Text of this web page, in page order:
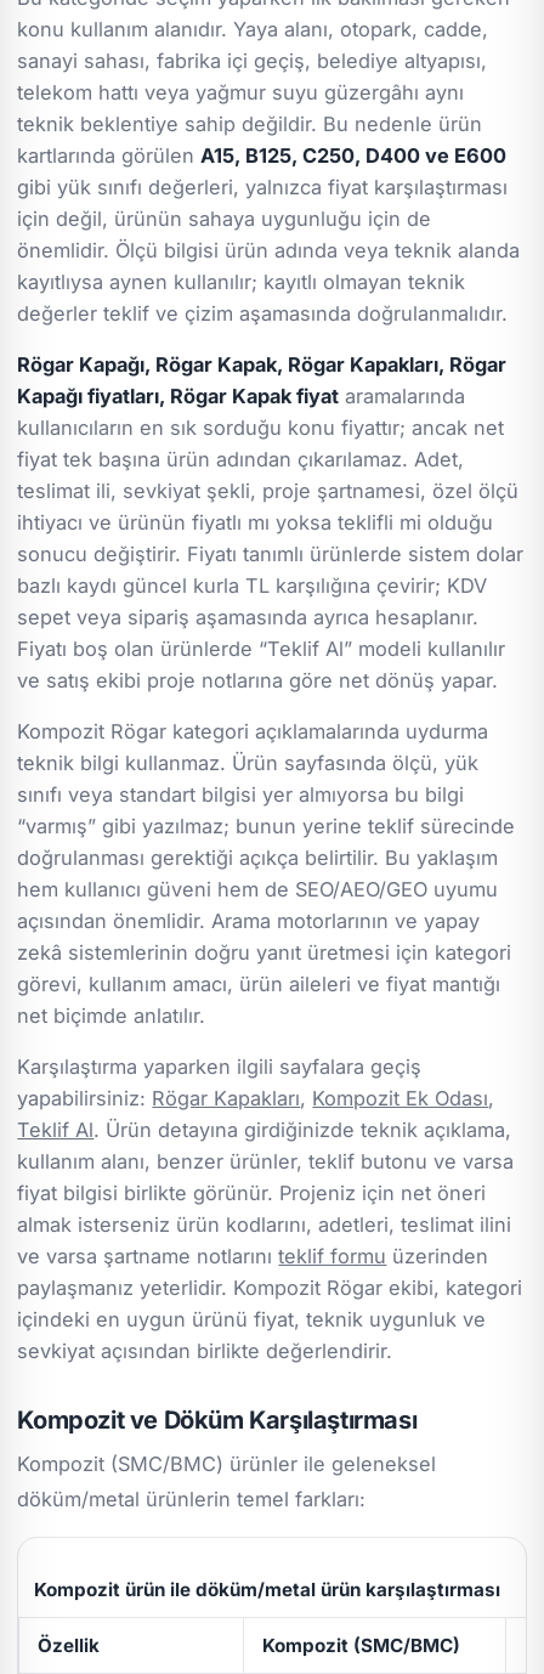
konu kullanım alanıdır. Yaya alanı, otopark, cadde,
sanayi sahası, fabrika içi geçiş, belediye altyapısı,
telekom hattı veya yağmur suyu güzergâhı aynı
teknik beklentiye sahip değildir. Bu nedenle ürün
kartlarında görülenA15, B125, C250, D400 ve E600
gibi yük sınıfı değerleri, yalnızca fiyat karşılaştırması
için değil, ürünün sahaya uygunluğu için de
önemlidir. Ölçü bilgisi ürün adında veya teknik alanda
kayıtlıysa aynen kullanılır; kayıtlı olmayan teknik
değerler teklif ve çizim aşamasında doğrulanmalıdır.
Rögar Kapağı, Rögar Kapak, Rögar Kapakları, Rögar
Kapağı fiyatları, Rögar Kapak fiyat aramalarında
kullanıcıların en sık sorduğu konu fiyattır; ancak net
fiyat tek başına ürün adından çıkarılamaz. Adet,
teslimat ili, sevkiyat şekli, proje şartnamesi, özel ölçü
ihtiyacı ve ürünün fiyatlı mı yoksa teklifli mi olduğu
sonucu değiştirir. Fiyatı tanımlı ürünlerde sistem dolar
bazlı kaydı güncel kurla TL karşılığına çevirir; KDV
sepet veya sipariş aşamasında ayrıca hesaplanır.
Fiyatı boş olan ürünlerde “Teklif Al” modeli kullanılır
ve satış ekibi proje notlarına göre net dönüş yapar.
Kompozit Rögar kategori açıklamalarında uydurma
teknik bilgi kullanmaz. Ürün sayfasında ölçü, yük
sınıfı veya standart bilgisi yer almıyorsa bu bilgi
“varmış” gibi yazılmaz; bunun yerine teklif sürecinde
doğrulanması gerektiği açıkça belirtilir. Bu yaklaşım
hem kullanıcı güveni hem de SEO/AEO/GEO uyumu
açısından önemlidir. Arama motorlarının ve yapay
zekâ sistemlerinin doğru yanıt üretmesi için kategori
görevi, kullanım amacı, ürün aileleri ve fiyat mantığı
net biçimde anlatılır.
Karşılaştırma yaparken ilgili sayfalara geçiş
yapabilirsiniz: Rögar Kapakları, Kompozit Ek Odası,
Teklif Al. Ürün detayına girdiğinizde teknik açıklama,
kullanım alanı, benzer ürünler, teklif butonu ve varsa
fiyat bilgisi birlikte görünür. Projeniz için net öneri
almak isterseniz ürün kodlarını, adetleri, teslimat ilini
ve varsa şartname notlarınıteklif formu üzerinden
paylaşmanız yeterlidir. Kompozit Rögar ekibi, kategori
içindeki en uygun ürünü fiyat, teknik uygunluk ve
sevkiyat açısından birlikte değerlendirir.
Kompozit ve Döküm Karşılaştırması
Kompozit (SMC/BMC) ürünler ile geleneksel
döküm/metal ürünlerin temel farkları:
Kompozit ürün ile döküm/metal ürün karşılaştırması
Özellik Kompozit (SMC/BMC)